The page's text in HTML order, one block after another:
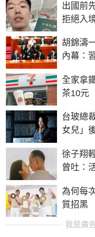
出國前
拒絕入
胡錦濤
內幕：
全家拿
茶10元
台玻總
女兒」
徐子翔
曾吐：
為何每
質招黑
我是廣